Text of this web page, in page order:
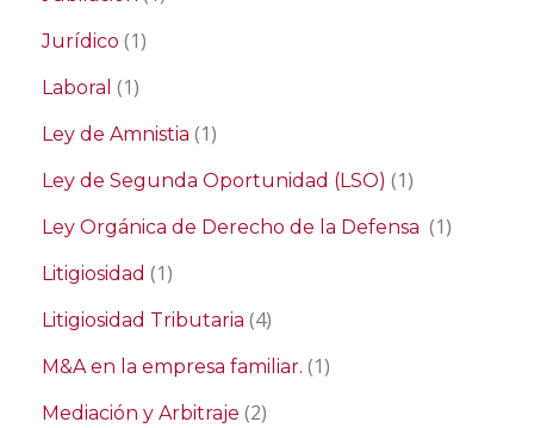
Jurídico (1)
Laboral (1)
Ley de Amnistia (1)
Ley de Segunda Oportunidad (LSO) (1)
Ley Orgánica de Derecho de la Defensa (1)
Litigiosidad (1)
Litigiosidad Tributaria (4)
M&A en la empresa familiar. (1)
Mediación y Arbitraje (2)